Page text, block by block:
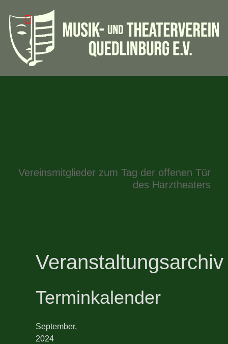
Vereinsmitglieder zum Tag der offenen Tür
des Harztheaters
Veranstaltungsarchiv
Terminkalender
September,
2024